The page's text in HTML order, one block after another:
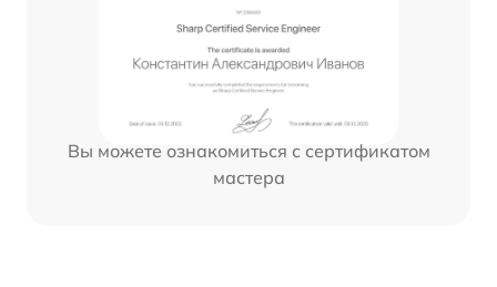
Вы можете ознакомиться с сертификатом
мастера